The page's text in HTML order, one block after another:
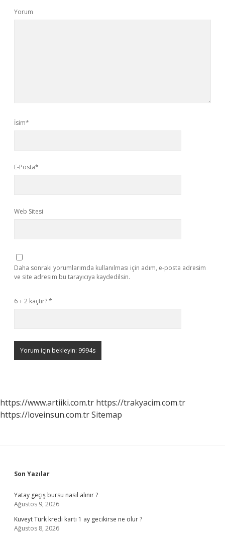
Yorum
İsim*
E-Posta*
Web Sitesi
Daha sonraki yorumlarımda kullanılması için adım, e-posta adresim
ve site adresim bu tarayıcıya kaydedilsin.
6 + 2 kaçtır?*
https://www.artiiki.com.tr https://trakyacim.com.tr
https://loveinsun.com.trSitemap
Sidebar
Son Yazılar
Yatay geçiş bursu nasıl alınır ?
Ağustos 9, 2026
Kuveyt Türk kredi kartı 1 ay gecikirse ne olur ?
Ağustos 8, 2026